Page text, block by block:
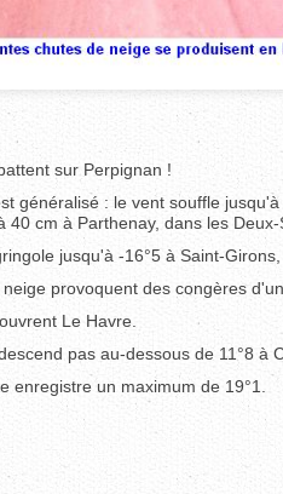
sur Perpignan !
généralisé : le vent souffle
40 cm à Parthenay, dans les Deux-
jusqu'à -16°5 à Saint-
provoquent des congères
Le Havre.
pas au-dessous de 11°8 à
enregistre un maximum de 19°1.